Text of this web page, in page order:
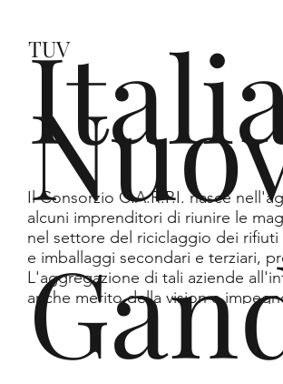
Il Consorzio C.A.R.P.I. nasce
alcuni imprenditori di riunire le
nel settore del riciclaggio dei
e imballaggi secondari e terziari,
L'aggregazione di tali aziende
anche merito della vision e
fondatore di Nuova Gandiplast
Consorzio stesso.
TUV